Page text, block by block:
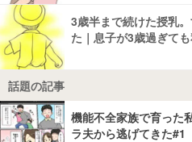
3歳半まで続けた授乳
た｜息子が3歳過ぎて
話題の記事
機能不全家族で育った
ラ夫から逃げてきた#1